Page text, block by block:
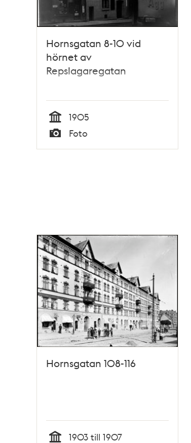
Hornsgatan 8-10 vid
hörnet av
Repslagaregatan
Tid
1905
Typ
Foto
Hornsgatan 108-116
1903 till 1907